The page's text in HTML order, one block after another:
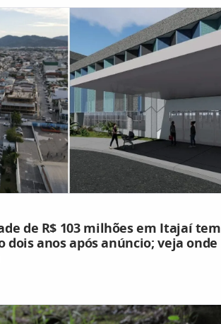
de R$ 103 milhões em Itajaí tem
anos após anúncio; veja onde